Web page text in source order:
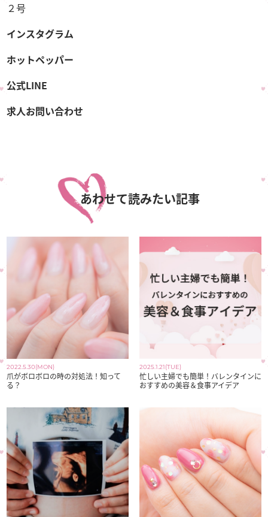
２号
インスタグラム
ホットペッパー
公式LINE
求人お問い合わせ
あわせて読みたい記事
2022.5.30(MON)
爪がボロボロの時の対処法！知って
る？
2025.1.21(TUE)
忙しい主婦でも簡単！バレンタインに
おすすめの美容＆食事アイデア